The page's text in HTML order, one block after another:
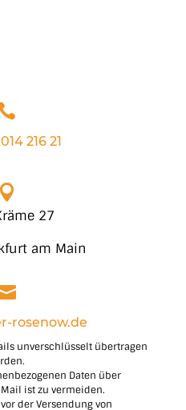
216 21

27
am Main
rosenow.de
unverschlüsselt übertragen
Daten über
ist zu vermeiden.
der Versendung von